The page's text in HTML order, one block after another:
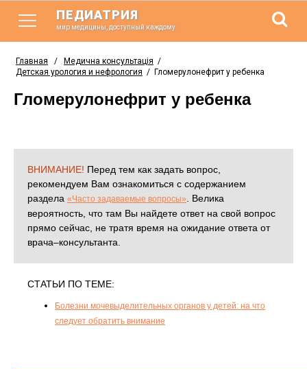
ПЕДИАТРИЯ
мир медицины, доступный каждому
Главная / Медична консультація /
Детская урология и нефрология / Гломерулонефрит у ребенка
Гломерулонефрит у ребенка
ВНИМАНИЕ! Перед тем как задать вопрос,
рекомендуем Вам ознакомиться с содержанием
раздела «Часто задаваемые вопросы»
. Велика
вероятность, что там Вы найдете ответ на свой вопрос
прямо сейчас, не тратя время на ожидание ответа от
врача–консультанта.
СТАТЬИ ПО ТЕМЕ:
Болезни мочевыделительных органов у детей: на что
следует обратить внимание